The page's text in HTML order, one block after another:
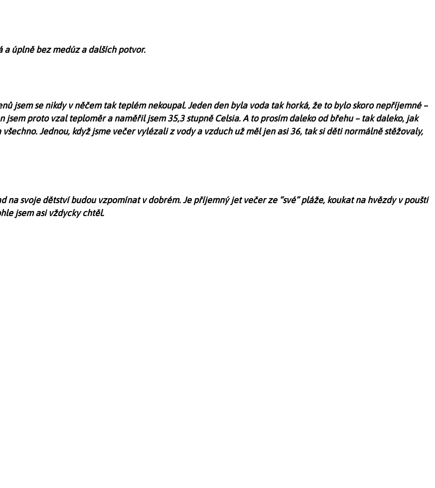
úplně bez medúz a dalších potvor.
jsem se nikdy v něčem tak teplém nekoupal. Jeden den byla voda tak horká, že to bylo skoro nepříjemné –
proto vzal teploměr a naměřil jsem 35,3 stupně Celsia. A to prosím daleko od břehu – tak daleko, jak
Jednou, když jsme večer vylézali z vody a vzduch už měl jen asi 36, tak si děti normálně stěžovaly,
na svoje dětství budou vzpomínat v dobrém. Je příjemný jet večer ze “své” pláže, koukat na hvězdy v poušti
jsem asi vždycky chtěl.